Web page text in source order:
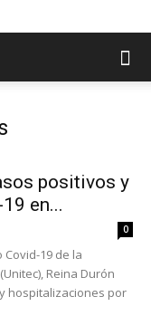
positivos y
en...
0
19 de la
Reina Durón
hospitalizaciones por